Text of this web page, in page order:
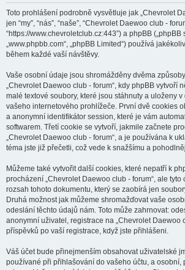
Toto prohlášení podrobně vysvětluje jak „Chevrolet
jen “my”, “nás”, “naše”, “Chevrolet Daewoo club -
“https://www.chevroletclub.cz:443”) a phpBB („phpBB
„www.phpbb.com“, „phpBB Limited“) používá
během každé vaší návštěvy.
Vaše osobní údaje jsou shromážděny dvěma
„Chevrolet Daewoo club - forum“, kdy phpBB vytvoří
malé textové soubory, které jsou stáhnuty a uloženy
vašeho internetového prohlížeče. První dvě cookies
a anonymní identifikátor session, které je vám
softwarem. Třetí cookie se vytvoří, jakmile začnete
„Chevrolet Daewoo club - forum“, a je používána k
téma jste již přečetli, což vede k snažšímu a
Můžeme také vytvořit další cookies, které nepatří k
procházení „Chevrolet Daewoo club - forum“, ale tyto
rozsah tohoto dokumentu, který se zaobírá jen
Druhá možnost jak můžeme shromažďovat vaše
odeslání těchto údajů nám. Toto může zahrnovat:
anonymní uživatel, registrace na „Chevrolet Daewoo
příspěvků po vaší registrace, když jste přihlášeni.
Váš účet bude přinejmenším obsahovat uživatelské
používané při přihlašování do vašeho účtu, a osobní,